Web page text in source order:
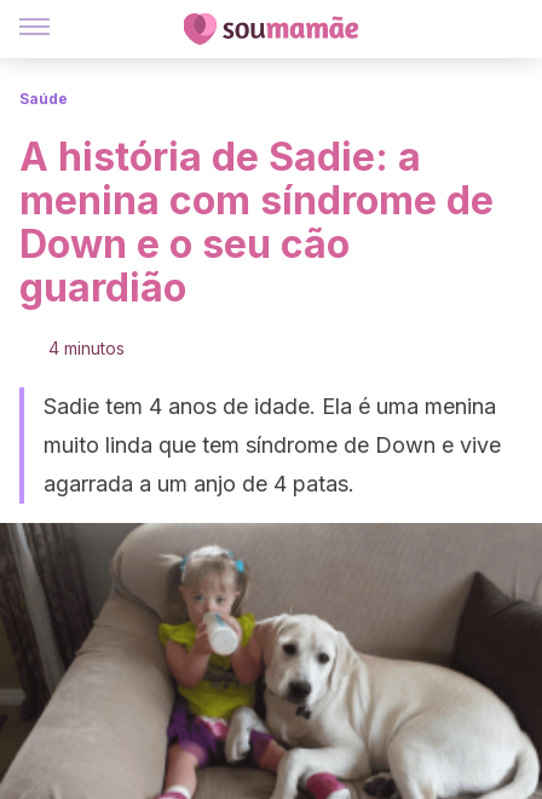
Saúde
A história de Sadie: a
menina com síndrome de
Down e o seu cão
guardião
4 minutos
Sadie tem 4 anos de idade. Ela é uma menina
muito linda que tem síndrome de Down e vive
agarrada a um anjo de 4 patas.